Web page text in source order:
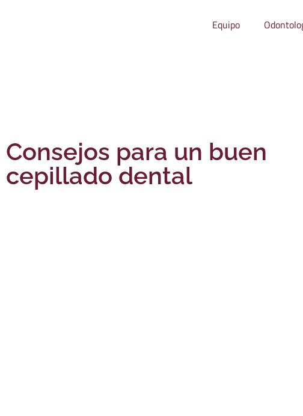
Equipo
Consejos para un buen
cepillado dental